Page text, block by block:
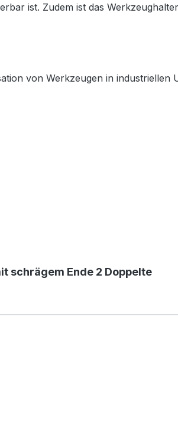
ist. Zudem ist das
von Werkzeugen in industriellen
schrägem Ende 2 Doppelte